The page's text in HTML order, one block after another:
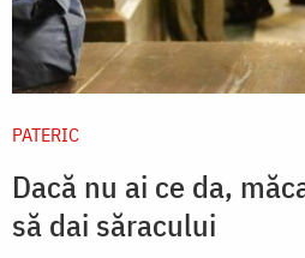
PATERIC
Dacă nu ai ce da,
să dai săracului